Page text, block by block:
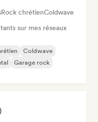
Rock chrétienColdwave
sur mes réseaux
Coldwave
Garage rock